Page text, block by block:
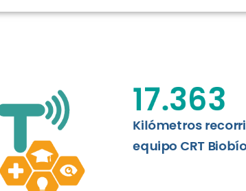
años acercando la salud digital a los
Kilómetros
equipo CRT
17.363